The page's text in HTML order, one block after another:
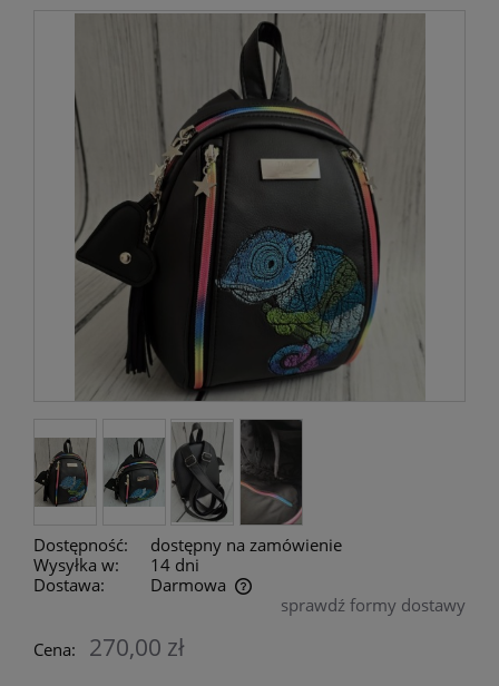
Dostępność:
dostępny na zamówienie
Wysyłka w:
14 dni
Dostawa:
Darmowa
Cena nie zawiera ewentualnych kosztów płatności
sprawdź formy dostawy
Cena:
270,00 zł